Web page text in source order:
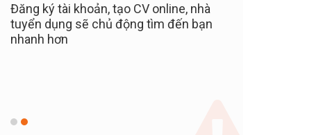
Đăng ký tài khoản, tạo CV online, nhà
tuyển dụng sẽ chủ động tìm đến bạn
nhanh hơn